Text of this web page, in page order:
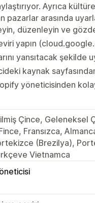
Ayrıca
pazarlar arasında
düzenleyin ve
yapın
yansıtacak şekilde
kaynak
yöneticisinden
Çince, Geleneksel
Fransızca,
(Brezilya),
Vietnamca